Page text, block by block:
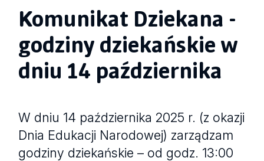
Komunikat Dziekana -
godziny dziekańskie w
dniu 14 października
W dniu 14 października 2025 r. (z okazji
Dnia Edukacji Narodowej) zarządzam
godziny dziekańskie – od godz. 13:00